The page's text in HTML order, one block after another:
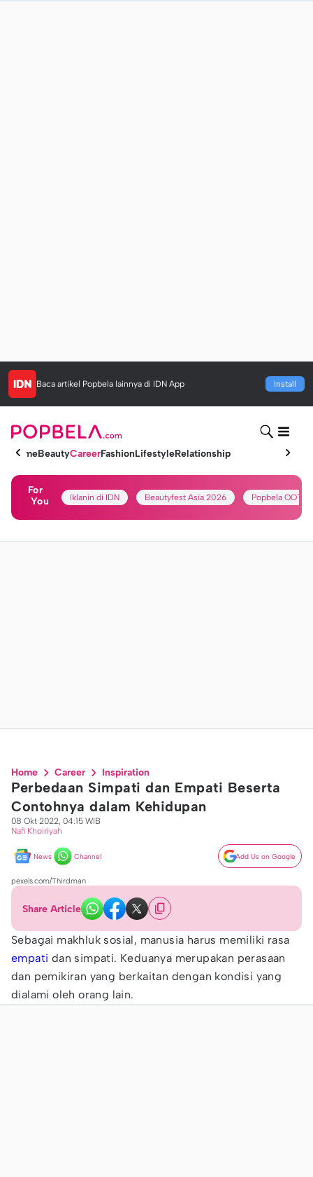
Baca artikel Popbela lainnya di IDN App Install
HomeBeautyCareerFashionLifestyleRelationship
For
You
Iklanin di IDN Beautyfest Asia 2026 Popbela OOTD
Home Career Inspiration
Perbedaan Simpati dan Empati Beserta
Contohnya dalam Kehidupan
08 Okt 2022, 04:15 WIB
Nafi Khoiriyah
News Channel Add Us on Google
pexels.com/Thirdman
Share Article
Sebagai makhluk sosial, manusia harus memiliki rasa
empati dan simpati. Keduanya merupakan perasaan
dan pemikiran yang berkaitan dengan kondisi yang
dialami oleh orang lain.